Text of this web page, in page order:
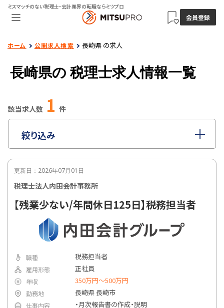
ミスマッチのない税理士・会計業界の転職ならミツプロ
会員登録
ホーム 公開求人検索 長崎県 の求人
長崎県の 税理士求人情報一覧
更新日：2026年07月01日
税理士法人内田会計事務所
【残業少ない/年間休日125日】税務担当者
職種 税務担当者
雇用形態 正社員
年収 350万円〜500万円
勤務地 長崎県 長崎市
仕事内容
・月次報告書の作成・説明
該当求人数 1 件
絞り込み
職種 指定なし
雇用形態
勤務地 指定なし
詳細条件で絞り込む